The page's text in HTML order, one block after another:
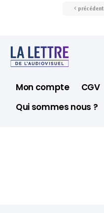
précédent
Mon compte CGV
Qui sommes nous ?